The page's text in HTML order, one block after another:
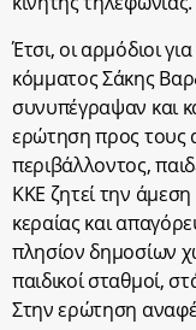
Έτσι, οι αρμόδιοι
κόμματος Σάκης
συνυπέγραψαν και
ερώτηση προς τους
περιβάλλοντος,
ΚΚΕ ζητεί την
κεραίας και
πλησίον δημοσίων
παιδικοί σταθμοί,
Στην ερώτηση